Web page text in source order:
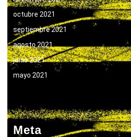
octubre 2021
septiembre 2021
agosto 2021
junio 2021
mayo 2021
Meta